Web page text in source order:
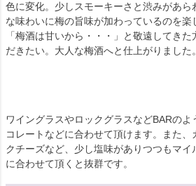
色に変化。少しスモーキーさと渋みがあら
な味わいに梅の旨味が加わっているのを楽
「梅酒は甘いから・・・」と敬遠してき
だきたい。大人な梅酒へと仕上がりました。
ワイングラスやロックグラスなどBARのよ
コレートなどに合わせて頂けます。また
クチーズなど、少し塩味がありつつもマイ
に合わせて頂くと抜群です。